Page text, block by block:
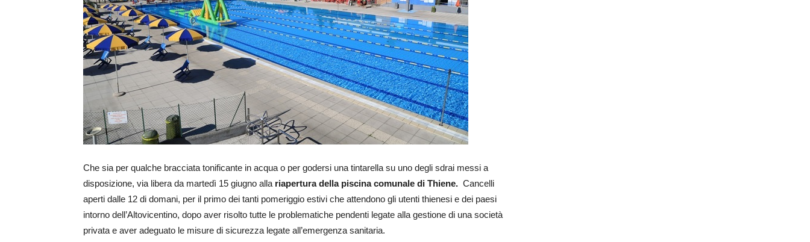
Che sia per qualche bracciata tonificante in acqua o per godersi una tintarella su uno degli sdrai messi a
disposizione, via libera da martedì 15 giugno alla riapertura della piscina comunale di Thiene. Cancelli
aperti dalle 12 di domani, per il primo dei tanti pomeriggio estivi che attendono gli utenti thienesi e dei paesi
intorno dell’Altovicentino, dopo aver risolto tutte le problematiche pendenti legate alla gestione di una società
privata e aver adeguato le misure di sicurezza legate all’emergenza sanitaria.